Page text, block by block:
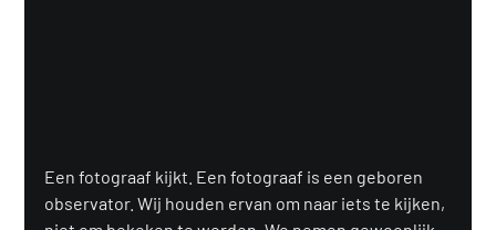
Een fotograaf kijkt. Een fotograaf is een geboren
observator. Wij houden ervan om naar iets te kijken,